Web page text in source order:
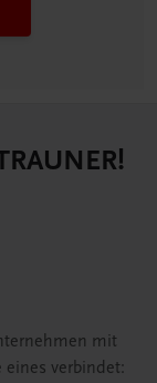
mit
verbindet: